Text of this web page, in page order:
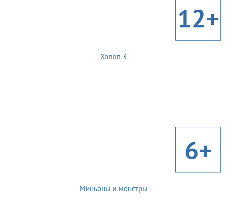
12+
Холоп 3
6+
Миньоны и монстры